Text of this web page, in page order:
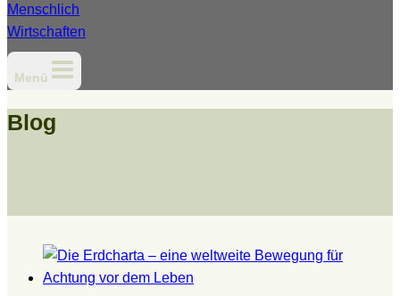
Menü
Blog